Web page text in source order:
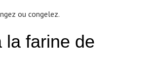
ou congelez.
la farine de